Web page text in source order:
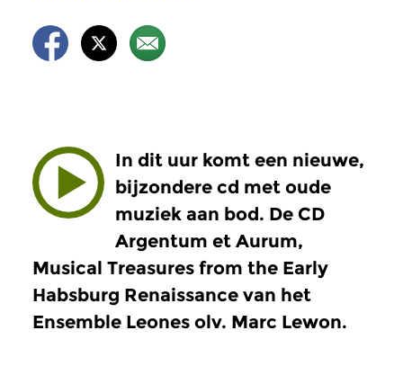
In dit uur komt een nieuwe,
bijzondere cd met oude
muziek aan bod. De CD
Argentum et Aurum,
Musical Treasures from the Early
Habsburg Renaissance van het
Ensemble Leones olv. Marc Lewon.